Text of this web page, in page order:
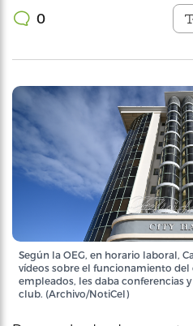
0
Según la OEG, en horario laboral,
vídeos sobre el funcionamiento del
empleados, les daba conferencias
club. (Archivo/NotiCel)